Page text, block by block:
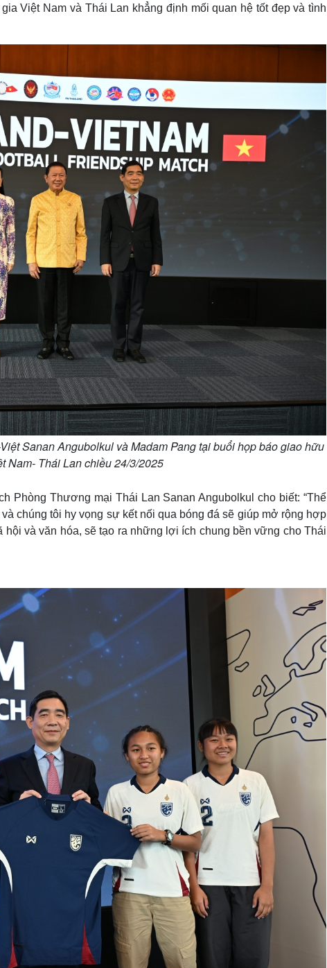
Việt Nam và Thái Lan khẳng định mối quan hệ tốt đẹp và tình
Sanan Angubolkul và Madam Pang tại buổi họp báo giao hữu
Nam- Thái Lan chiều 24/3/2025
Phòng Thương mại Thái Lan Sanan Angubolkul cho biết: “Thể
chúng tôi hy vọng sự kết nối qua bóng đá sẽ giúp mở rộng hợp
và văn hóa, sẽ tạo ra những lợi ích chung bền vững cho Thái